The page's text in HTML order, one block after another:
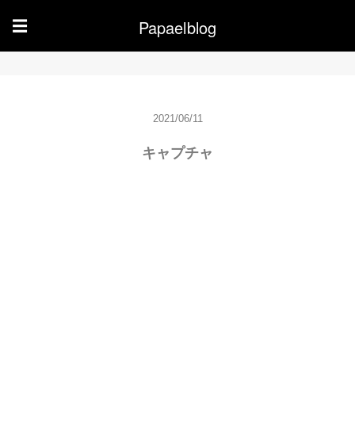
☰ Papaelblog
2021/06/11
キャプチャ